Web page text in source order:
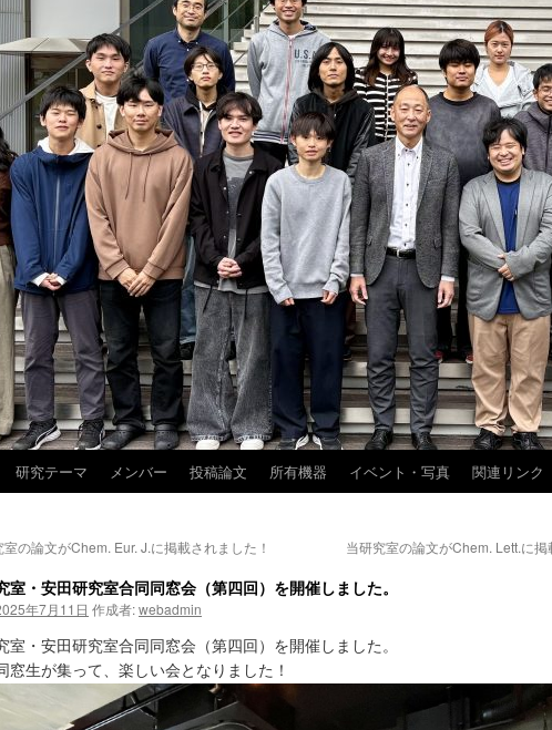
研究テーマ メンバー 投稿論文 所有機器 イベント・写真 関連リンク
室の論文がChem. Eur. J.に掲載されました！ 当研究室の論文がChem. Lett.に掲
室・安田研究室合同同窓会（第四回）を開催しました。
年7月11日 作成者:webadmin
室・安田研究室合同同窓会（第四回）を開催しました。
窓生が集って、楽しい会となりました！